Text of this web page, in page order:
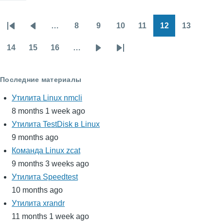
Нумерация
страниц
Первая
страница
Предыдущая
страница
… 8 9 10 11 12 13
14 15 16 …
СледующаяПоследняя
Последние материалы
Утилита Linux nmcli
8 months 1 week ago
Утилита TestDisk в Linux
9 months ago
Команда Linux zcat
9 months 3 weeks ago
Утилита Speedtest
10 months ago
Утилита xrandr
11 months 1 week ago